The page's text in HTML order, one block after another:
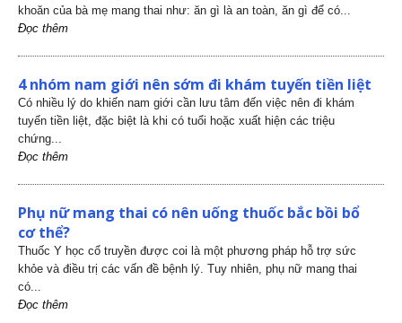
khoăn của bà mẹ mang thai như: ăn gì là an toàn, ăn gì để có...
Đọc thêm
4 nhóm nam giới nên sớm đi khám tuyến tiền liệt
Có nhiều lý do khiến nam giới cần lưu tâm đến việc nên đi khám
tuyến tiền liệt, đặc biệt là khi có tuổi hoặc xuất hiện các triệu
chứng...
Đọc thêm
Phụ nữ mang thai có nên uống thuốc bắc bồi bổ
cơ thể?
Thuốc Y học cổ truyền được coi là một phương pháp hỗ trợ sức
khỏe và điều trị các vấn đề bệnh lý. Tuy nhiên, phụ nữ mang thai
có...
Đọc thêm